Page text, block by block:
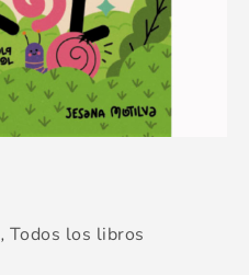
, Todos los libros